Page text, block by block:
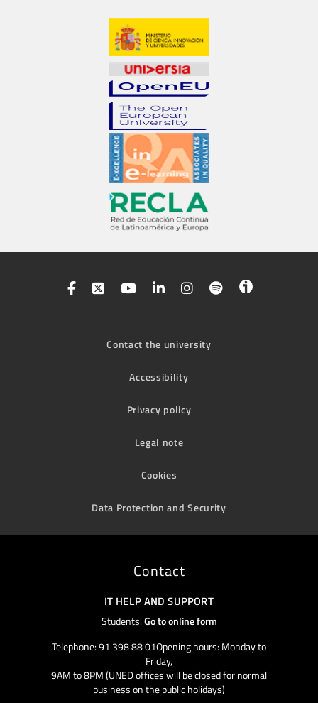
Contact the university
Accessibility
Privacy policy
Legal note
Cookies
Data Protection and Security
Contact
IT HELP AND SUPPORT
Students:Go to online form
Telephone: 91 398 88 01Opening hours: Monday to
Friday,
9AM to 8PM (UNED offices will be closed for normal
business on the public holidays)